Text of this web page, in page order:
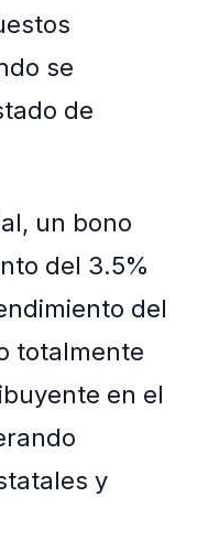
se
de
un bono
del 3.5%
del
totalmente
en el
y